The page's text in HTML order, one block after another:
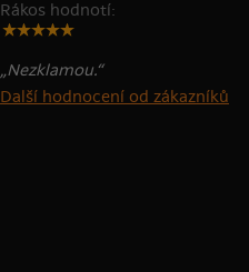
Rákos hodnotí:
„Nezklamou.“
Další hodnocení od zákazníků